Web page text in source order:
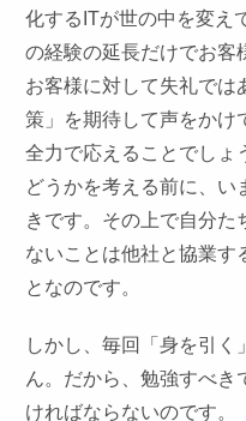
化するITが世の中を変え
の経験の延長だけでお客
お客様に対して失礼では
策」を期待して声をかけ
全力で応えることでしょ
どうかを考える前に、い
きです。その上で自分た
ないことは他社と協業す
となのです。
しかし、毎回「身を引
ん。だから、勉強すべき
ければならないのです。